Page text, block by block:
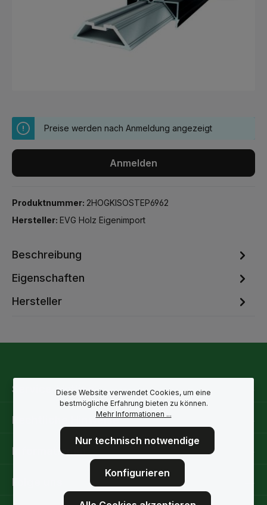
Preise werden nach Anmeldung angezeigt
Anmelden
Produktnummer: 2HOGKISOSTEP6962
Hersteller: EVG Holz Eigenimport
Beschreibung
Eigenschaften
Hersteller
Service-Hotline
Rechtliche Hinweise
Informationen
Folge uns
Diese Website verwendet Cookies, um eine
bestmögliche Erfahrung bieten zu können.
Mehr Informationen ...
Nur technisch notwendige
Konfigurieren